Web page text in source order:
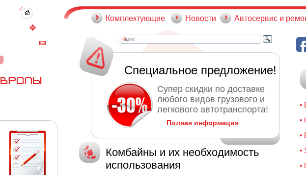
Комплектующие Новости Автосервис и
Специальное предложение!
Супер скидки по доставке
любого видов грузового и
легкового автотранспорта!
Полная информация
Комбайны и их необходимость
использования
•
•
•
•
•